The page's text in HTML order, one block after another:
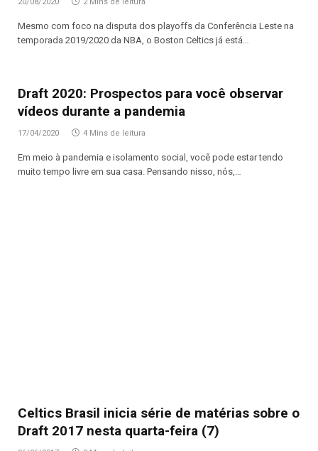
Mesmo com foco na disputa dos playoffs da Conferência Leste na
temporada 2019/2020 da NBA, o Boston Celtics já está…
Draft 2020: Prospectos para você observar
vídeos durante a pandemia
17/04/2020 4 Mins de leitura
Em meio à pandemia e isolamento social, você pode estar tendo
muito tempo livre em sua casa. Pensando nisso, nós,…
Celtics Brasil inicia série de matérias sobre o
Draft 2017 nesta quarta-feira (7)